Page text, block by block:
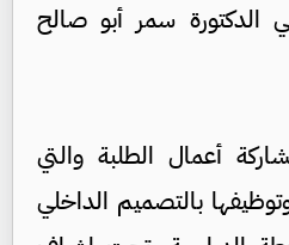
الدكتورة سمر أبو صالح
أعمال الطلبة والتي
بالتصميم الداخلي